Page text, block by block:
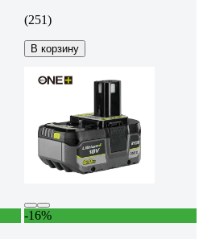
(251)
В корзину
-16%